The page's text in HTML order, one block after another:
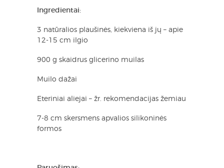
Ingredientai:
3 natūralios plaušinės, kiekviena iš jų – apie
12-15 cm ilgio
900 g skaidrus glicerino muilas
Muilo dažai
Eteriniai aliejai – žr. rekomendacijas žemiau
7-8 cm skersmens apvalios silikoninės
formos